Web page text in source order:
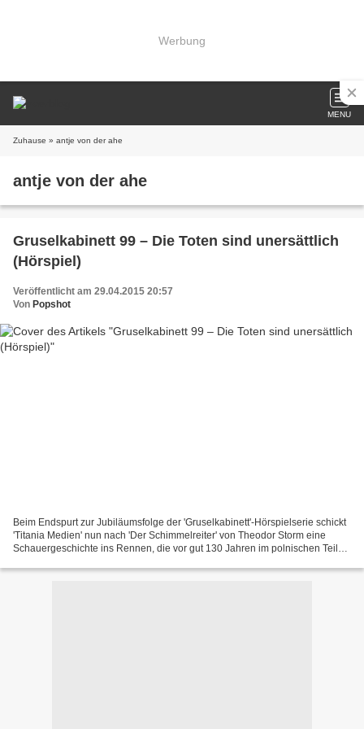
Werbung
MENU
Zuhause » antje von der ahe
antje von der ahe
Gruselkabinett 99 – Die Toten sind unersättlich
(Hörspiel)
Veröffentlicht am 29.04.2015 20:57
Von Popshot
Beim Endspurt zur Jubiläumsfolge der 'Gruselkabinett'-Hörspielserie schickt
'Titania Medien' nun nach 'Der Schimmelreiter' von Theodor Storm eine
Schauergeschichte ins Rennen, die vor gut 130 Jahren im polnischen Teil